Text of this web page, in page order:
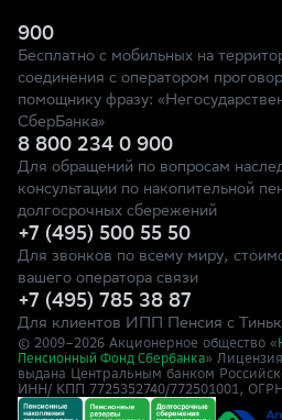
900
Бесплатно с мобильных на
соединения с оператором
помощнику фразу:
СберБанка»
8 800 234 0 900
Для обращений по вопросам
консультации по накопительной
долгосрочных сбережений
+7 (495) 500 55 50
Для звонков по всему миру,
вашего оператора связи
+7 (495) 785 38 87
Для клиентов ИПП Пенсия с
© 2009–2026 Акционерное общество «
Пенсионный Фонд Сбербанка»
выдана Центральным банком
ИНН/ КПП 7725352740/772501001,